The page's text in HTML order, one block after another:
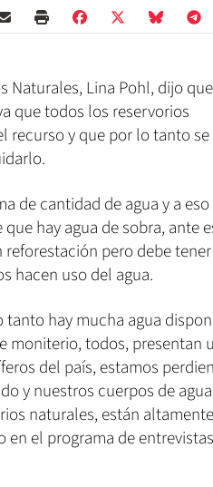
Naturales, Lina Pohl, dijo
que todos los reservorios
recurso y que por lo tanto
de cantidad de agua y a
hay agua de sobra, ante
pero debe
hacen uso del agua.
hay mucha agua
moniterio, todos, presentan
del país, estamos
y nuestros cuerpos de agua
naturales, están altamente
el programa de